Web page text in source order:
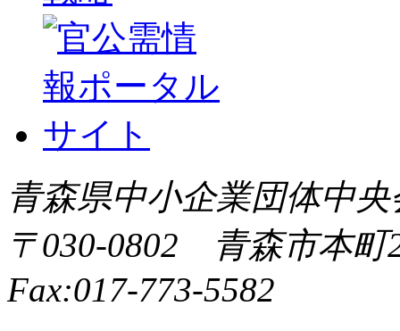
青森県中小企業団体中
〒030-0802 青森市本
Fax:017-773-5582